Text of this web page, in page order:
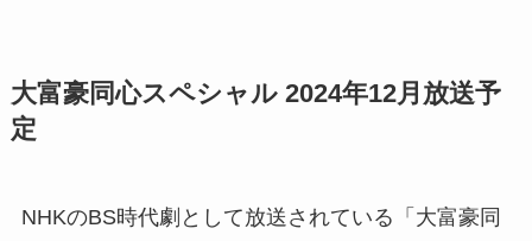
大富豪同心スペシャル 2024年12月放送予
定
NHKのBS時代劇として放送されている「大富豪同